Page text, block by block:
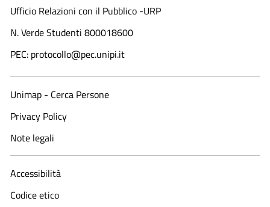
Ufficio Relazioni con il Pubblico -URP
N. Verde Studenti 800018600​
PEC: protocollo@pec.unipi.it
Unimap - Cerca Persone
Privacy Policy
Note legali
Accessibilità
Codice etico